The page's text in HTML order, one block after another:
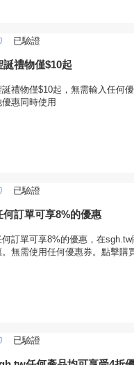
已驗證
誕禮物僅$10起
誕禮物僅$10起，無需輸入任何
優惠同時使用
已驗證
何訂單可享8%的優惠
何訂單可享8%的優惠，在
。無需使用任何優惠券。點擊購
已驗證